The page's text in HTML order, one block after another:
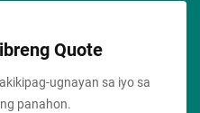
Quote
ugnayan sa iyo sa
panahon.